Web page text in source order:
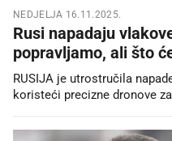
NEDJELJA 16.11.2025.
Rusi napadaju
popravljamo, ali što
RUSIJA je utrostručila
koristeći precizne dronove